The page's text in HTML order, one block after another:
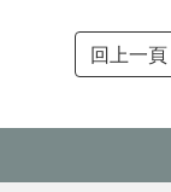
回上一頁